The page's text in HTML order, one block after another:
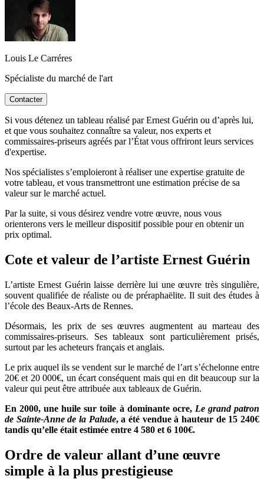
Louis Le Carréres
Spécialiste du marché de l'art
Contacter
Si vous détenez un tableau réalisé par Ernest Guérin ou d’après lui,
et que vous souhaitez connaître sa valeur, nos experts et
commissaires-priseurs agréés par l’État vous offriront leurs services
d'expertise.
Nos spécialistes s’emploieront à réaliser une expertise gratuite de
votre tableau, et vous transmettront une estimation précise de sa
valeur sur le marché actuel.
Par la suite, si vous désirez vendre votre œuvre, nous vous
orienterons vers le meilleur dispositif possible pour en obtenir un
prix optimal.
Cote et valeur de l’artiste Ernest Guérin
L’artiste Ernest Guérin laisse derrière lui une œuvre très singulière,
souvent qualifiée de réaliste ou de préraphaëlite. Il suit des études à
l’école des Beaux-Arts de Rennes.
Désormais, les prix de ses œuvres augmentent au marteau des
commissaires-priseurs. Ses tableaux sont particulièrement prisés,
surtout par les acheteurs français et anglais.
Le prix auquel ils se vendent sur le marché de l’art s’échelonne entre
20€ et 20 000€, un écart conséquent mais qui en dit beaucoup sur la
valeur qui peut être attribuée aux tableaux de Guérin.
En 2000, une huile sur toile à dominante ocre, Le grand patron
de Sainte-Anne de la Palude, a été vendue à hauteur de 15 240€
tandis qu’elle était estimée entre 4 580 et 6 100€.
Ordre de valeur allant d’une œuvre
simple à la plus prestigieuse